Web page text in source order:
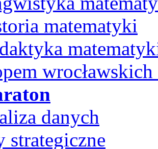
matematyki
danych
strategiczne